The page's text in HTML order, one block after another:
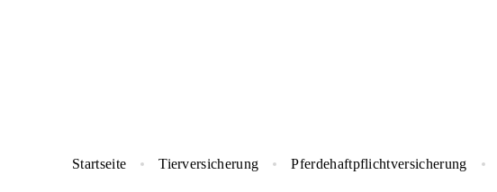
Startseite Tierversicherung Pferdehaftpflichtversicherung